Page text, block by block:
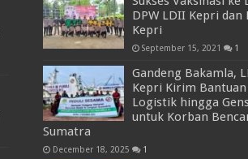
DPW LDII Kepri dan
Kepri
September 15, 2021 1
Gandeng Bakamla,
Kepri Kirim Bantuan
Logistik hingga
untuk Korban
Sumatra
December 18, 2025 1